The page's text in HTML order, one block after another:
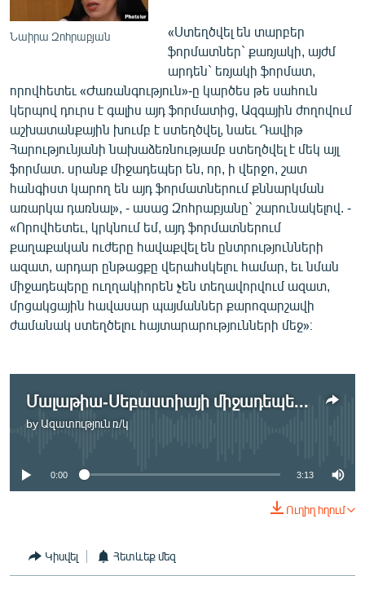
Նաիրա Զոհրաբյան
«Ստեղծվել են տարբեր
ֆորմատներ` քառյակի, այժմ
արդեն` եռյակի ֆորմատ,
որովհետեւ «Ժառանգություն»-ը կարծես թե սահուն
կերպով դուրս է գալիս այդ ֆորմատից, Ազգային ժողովում
աշխատանքային խումբ է ստեղծվել, նաեւ Դավիթ
Հարությունյանի նախաձեռնությամբ ստեղծվել է մեկ այլ
ֆորմատ. սրանք միջադեպեր են, որ, ի վերջո, շատ
հանգիստ կարող են այդ ֆորմատներում քննարկման
առարկա դառնալ», - ասաց Զոհրաբյանը` շարունակելով. -
«Որովհետեւ, կրկնում եմ, այդ ֆորմատներում
քաղաքական ուժերը հավաքվել են ընտրությունների
ազատ, արդար ընթացքը վերահսկելու համար, եւ նման
միջադեպերը ուղղակիորեն չեն տեղավորվում ազատ,
մրցակցային հավասար պայմաններ քարոզարշավի
ժամանակ ստեղծելու հայտարարությունների մեջ»։
Մալաթիա-Սեբաստիայի միջադեպերը` ըստ ՀՀԿ-ի եւ ԲՀԿ-ի
by Ազատություն ռ/կ
No media source currently available
0:00 3:13
Ուղիղ հղում
Կիսվել Հետևեք մեզ